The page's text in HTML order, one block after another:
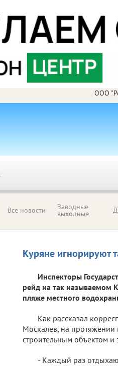
ООО
Все новости Заводные
выходные
Куряне игнорируют
Инспекторы
рейд на так называемом
пляже местного
Как рассказал
Москалев, на протяжении
строительным объектом и
- Каждый раз